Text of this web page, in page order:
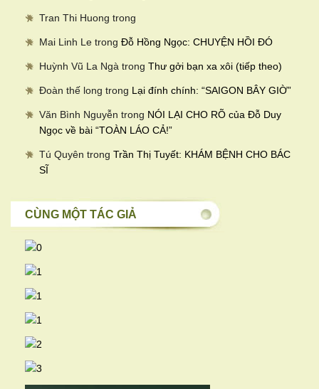
Tran Thi Huong trong
Mai Linh Le trong Đỗ Hồng Ngọc: CHUYỆN HỒI ĐÓ
Huỳnh Vũ La Ngà trong Thư gởi bạn xa xôi (tiếp theo)
Đoàn thế long trong Lại đính chính: “SAIGON BÂY GIỜ”
Văn Bình Nguyễn trong NÓI LẠI CHO RÕ của Đỗ Duy
Ngọc về bài “TOÀN LÁO CẢ!”
Tú Quyên trong Trần Thị Tuyết: KHÁM BỆNH CHO BÁC
SĨ
CÙNG MỘT TÁC GIẢ